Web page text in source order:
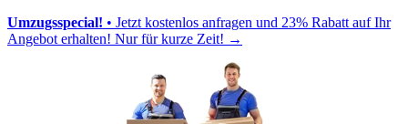
Umzugsspecial! • Jetzt kostenlos anfragen und 23% Rabatt auf Ihr
Angebot erhalten! Nur für kurze Zeit! →